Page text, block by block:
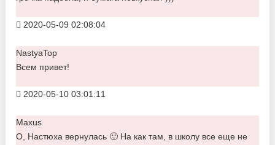
2020-05-09 02:08:04
NastyaTop
Всем привет!
2020-05-10 03:01:11
Maxus
О, Настюха вернулась 🙂 На как там, в школу все еще не